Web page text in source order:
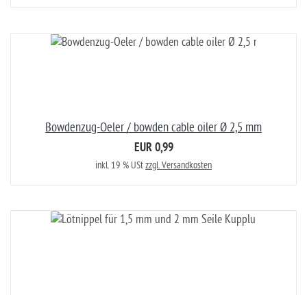
Bowdenzug-Oeler / bowden cable oiler Ø 2,5 mm
EUR 0,99
inkl. 19 % UStzzgl. Versandkosten